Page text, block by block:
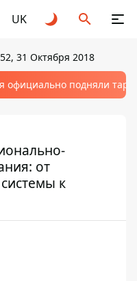
UK
31 Октября 2018
официально подняли
от
к